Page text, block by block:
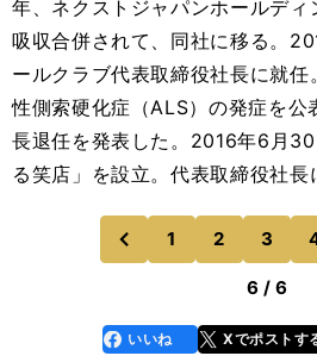
年、ネクストジャパンホールディ
吸収合併されて、同社に移る。
ールクラブ代表取締役社長に就
性側索硬化症（ALS）の発症を公
長退任を発表した。2016年6月
る笑店」を設立。代表取締役社長
前
のページへ
1 2 3
6 / 6
faceboo
k
いいね Xでポストす